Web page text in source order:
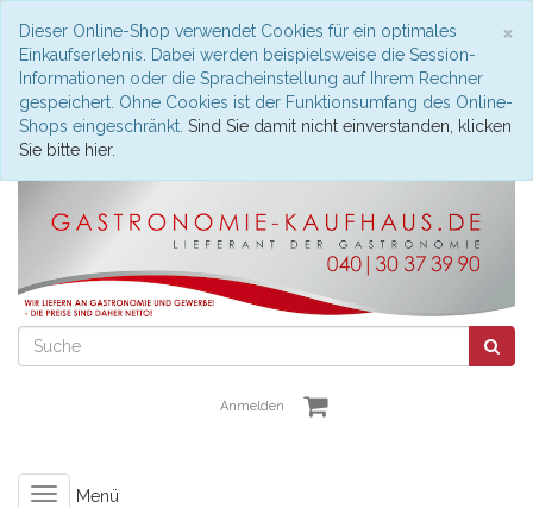
×
Dieser Online-Shop verwendet Cookies für ein optimales
Einkaufserlebnis. Dabei werden beispielsweise die Session-
Informationen oder die Spracheinstellung auf Ihrem Rechner
gespeichert. Ohne Cookies ist der Funktionsumfang des Online-
Shops eingeschränkt. Sind Sie damit nicht einverstanden, klicken
Sie bitte hier.
Anmelden
ToggleMenü